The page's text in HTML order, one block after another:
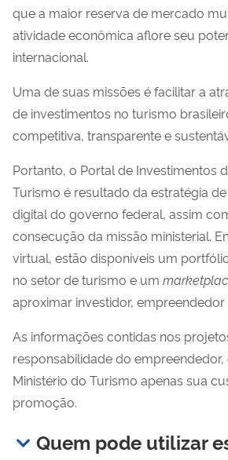
que a maior reserva de mercado
atividade econômica aflore seu
internacional.
Uma de suas missões é facilitar a
de investimentos no turismo
competitiva, transparente e
Portanto, o Portal de Investimentos
Turismo é resultado da estratégia
digital do governo federal, assim
consecução da missão ministerial.
virtual, estão disponíveis um
no setor de turismo e um
aproximar investidor,
As informações contidas nos
responsabilidade do empreendedor,
Ministério do Turismo apenas sua
promoção.
Quem pode utilizar